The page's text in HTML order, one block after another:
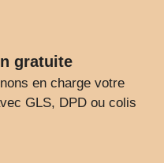
gratuite
en charge votre
GLS, DPD ou colis